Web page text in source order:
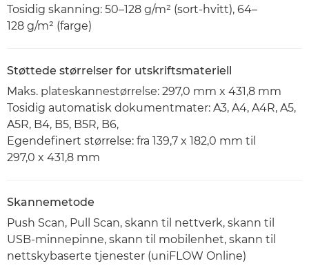
Tosidig skanning: 50–128 g/m² (sort-hvitt), 64–
128 g/m² (farge)
Støttede størrelser for utskriftsmateriell
Maks. plateskannestørrelse: 297,0 mm x 431,8 mm
Tosidig automatisk dokumentmater: A3, A4, A4R, A5,
A5R, B4, B5, B5R, B6,
Egendefinert størrelse: fra 139,7 x 182,0 mm til
297,0 x 431,8 mm
Skannemetode
Push Scan, Pull Scan, skann til nettverk, skann til
USB-minnepinne, skann til mobilenhet, skann til
nettskybaserte tjenester (uniFLOW Online)